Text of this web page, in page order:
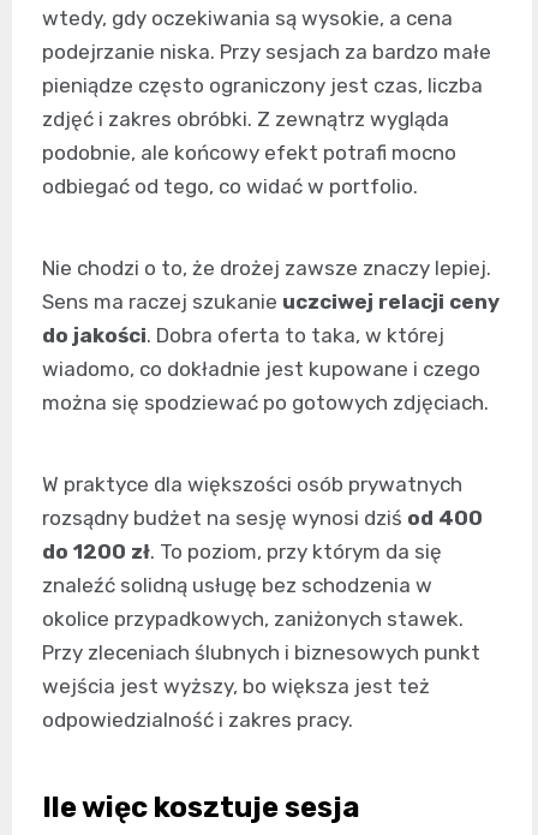
wtedy, gdy oczekiwania są wysokie, a cena
podejrzanie niska. Przy sesjach za bardzo małe
pieniądze często ograniczony jest czas, liczba
zdjęć i zakres obróbki. Z zewnątrz wygląda
podobnie, ale końcowy efekt potrafi mocno
odbiegać od tego, co widać w portfolio.
Nie chodzi o to, że drożej zawsze znaczy lepiej.
Sens ma raczej szukanie uczciwej relacji ceny
do jakości. Dobra oferta to taka, w której
wiadomo, co dokładnie jest kupowane i czego
można się spodziewać po gotowych zdjęciach.
W praktyce dla większości osób prywatnych
rozsądny budżet na sesję wynosi dziś od 400
do 1200 zł. To poziom, przy którym da się
znaleźć solidną usługę bez schodzenia w
okolice przypadkowych, zaniżonych stawek.
Przy zleceniach ślubnych i biznesowych punkt
wejścia jest wyższy, bo większa jest też
odpowiedzialność i zakres pracy.
Ile więc kosztuje sesja